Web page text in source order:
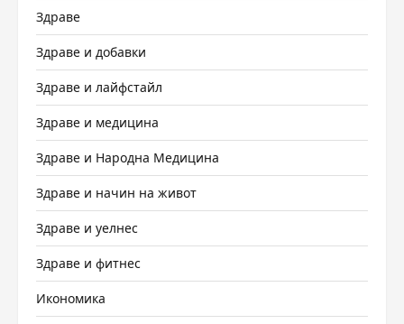
Здраве
Здраве и добавки
Здраве и лайфстайл
Здраве и медицина
Здраве и Народна Медицина
Здраве и начин на живот
Здраве и уелнес
Здраве и фитнес
Икономика